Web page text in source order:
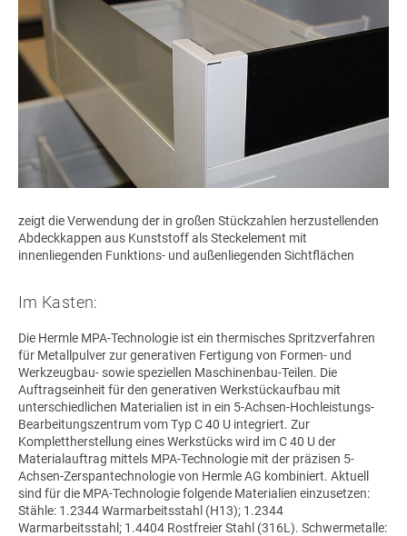
zeigt die Verwendung der in großen Stückzahlen herzustellenden
Abdeckkappen aus Kunststoff als Steckelement mit
innenliegenden Funktions- und außenliegenden Sichtflächen
Im Kasten:
Die Hermle MPA-Technologie ist ein thermisches Spritzverfahren
für Metallpulver zur generativen Fertigung von Formen- und
Werkzeugbau- sowie speziellen Maschinenbau-Teilen. Die
Auftragseinheit für den generativen Werkstückaufbau mit
unterschiedlichen Materialien ist in ein 5-Achsen-Hochleistungs-
Bearbeitungszentrum vom TypC 40 U integriert. Zur
Komplettherstellung eines Werkstücks wird im C 40 U der
Materialauftrag mittels MPA-Technologie mit der präzisen 5-
Achsen-Zerspantechnologie von Hermle AG kombiniert. Aktuell
sind für die MPA-Technologie folgende Materialien einzusetzen:
Stähle: 1.2344 Warmarbeitsstahl (H13); 1.2344
Warmarbeitsstahl; 1.4404 Rostfreier Stahl (316L). Schwermetalle: